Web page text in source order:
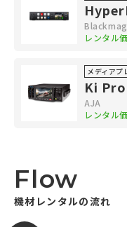
レンタル
メディアプ
Ki
AJA
レンタル
Flow
機材レンタルの流れ